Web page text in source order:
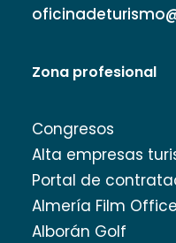
Zona profesional
Congresos
Alta empresas
Portal de
Almería Film Office
Alborán Golf